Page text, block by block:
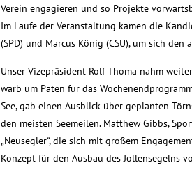
Verein engagieren und so Projekte
Im Laufe der Veranstaltung kamen die
(SPD) und Marcus König (CSU), um sich
Unser Vizepräsident Rolf Thoma nahm
warb um Paten für das
See, gab einen Ausblick über geplanten
den meisten Seemeilen. Matthew Gibbs,
„Neusegler“, die sich mit großem
Konzept für den Ausbau des Jollensegelns